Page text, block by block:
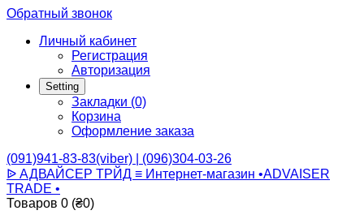
Обратный звонок
Личный кабинет
Регистрация
Авторизация
Setting
Закладки (0)
Корзина
Оформление заказа
(091)941-83-83(viber) | (096)304-03-26
ᐉ АДВАЙСЕР ТРЙД ≡ Интернет-магазин •ADVAISER
TRADE •
Товаров 0 (₴0)